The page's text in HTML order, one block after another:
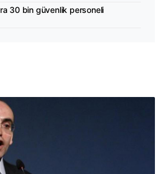
30 bin güvenlik personeli